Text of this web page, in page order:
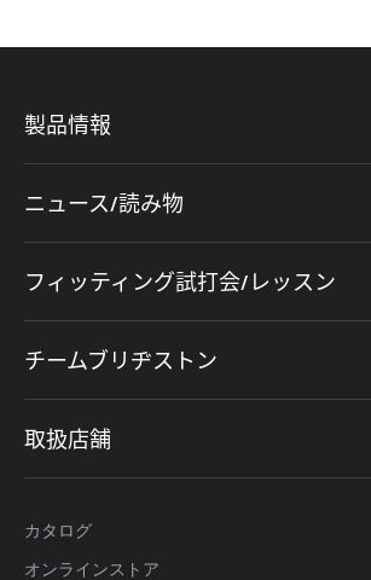
製品情報
ニュース/読み物
フィッティング試打会/レッスン
チームブリヂストン
取扱店舗
カタログ
オンラインストア